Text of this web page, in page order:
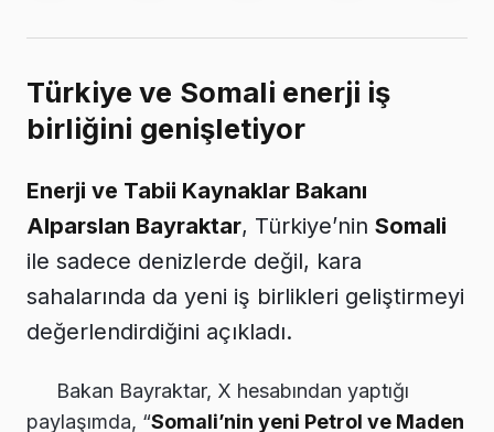
Türkiye ve Somali enerji iş
birliğini genişletiyor
Enerji ve Tabii Kaynaklar Bakanı
Alparslan Bayraktar, Türkiye’nin Somali
ile sadece denizlerde değil, kara
sahalarında da yeni iş birlikleri geliştirmeyi
değerlendirdiğini açıkladı.
Bakan Bayraktar, X hesabından yaptığı
paylaşımda, “Somali’nin yeni Petrol ve Maden